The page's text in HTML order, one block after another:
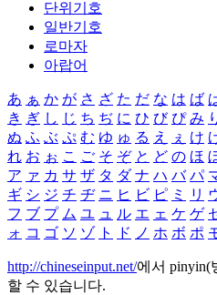
단위기호
일반기호
로마자
아랍어
あ ぁ か が さ ざ た だ な は ば
き ぎ し じ ち ぢ に ひ び ぴ み
ぬ ふ ぶ ぷ む ゆ ゅ る え ぇ け
れ お ぉ こ ご そ ぞ と ど の ほ
ア ァ カ サ ザ タ ダ ナ ハ バ パ
ギ シ ジ チ ヂ ニ ヒ ビ ピ ミ リ
フ ブ プ ム ユ ュ ル エ ェ ケ ゲ
ォ コ ゴ ソ ゾ ト ド ノ ホ ボ ポ
http://chineseinput.net/에서 pinyin(
할 수 있습니다.